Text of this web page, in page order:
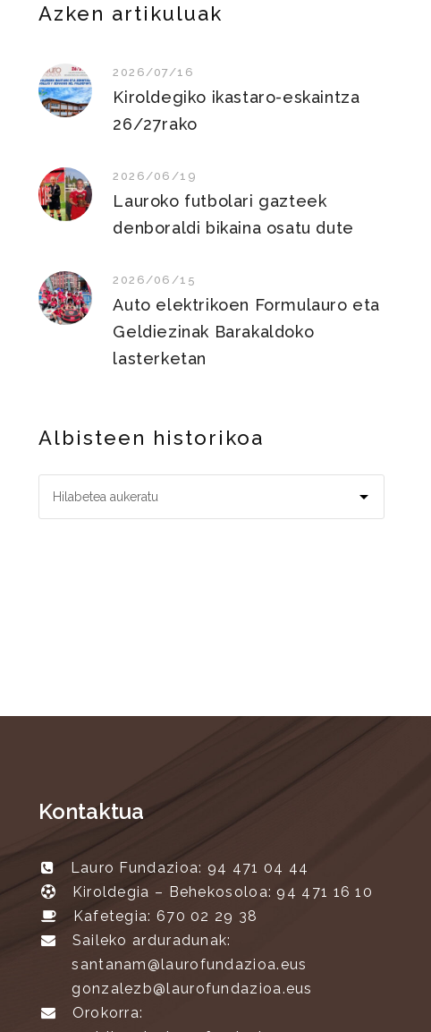
Azken artikuluak
2026/07/16
Kiroldegiko ikastaro-eskaintza
26/27rako
2026/06/19
Lauroko futbolari gazteek
denboraldi bikaina osatu dute
2026/06/15
Auto elektrikoen Formulauro eta
Geldiezinak Barakaldoko
lasterketan
Albisteen historikoa
Kontaktua
Lauro Fundazioa: 94 471 04 44
Kiroldegia – Behekosoloa: 94 471 16 10
Kafetegia: 670 02 29 38
Saileko arduradunak:
santanam@laurofundazioa.eus
gonzalezb@laurofundazioa.eus
Orokorra: